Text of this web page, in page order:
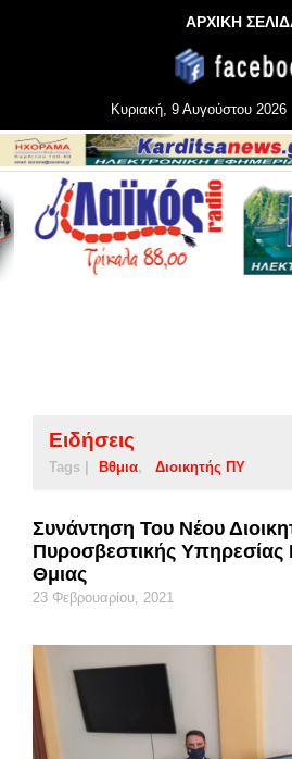
ΑΡΧΙΚΗ
Κυριακή, 9 Αυγούστου 2026
Ειδήσεις
Tags | Βθμια Διοικητής ΠΥ
Συνάντηση Του Νέου
Πυροσβεστικής Υπηρεσίας
Θμιας
23 Φεβρουαρίου, 2021